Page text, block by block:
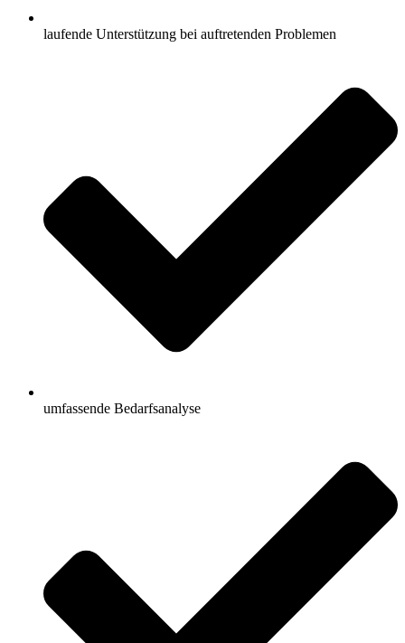
laufende Unterstützung bei auftretenden Problemen
umfassende Bedarfsanalyse